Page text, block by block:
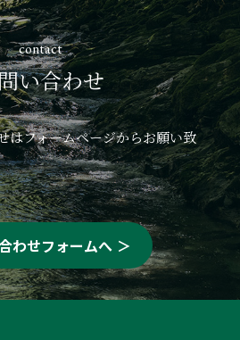
い合わせ
contact
はフォームページからお願い致
わせフォームへ